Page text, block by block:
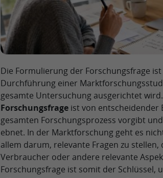
Die Formulierung der Forschungsfrage
Durchführung einer
gesamte Untersuchung ausgerichtet
Forschungsfrageist von entscheidender
gesamten Forschungsprozess vorgibt
ebnet. In der Marktforschung geht es
allem darum, relevante Fragen zu
Verbraucher oder andere relevante
Forschungsfrage ist somit der Schlüssel,